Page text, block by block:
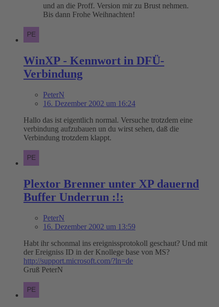
und an die Proff. Version mir zu Brust nehmen.
Bis dann Frohe Weihnachten!
WinXP - Kennwort in DFÜ-
Verbindung
PeterN
16. Dezember 2002 um 16:24
Hallo das ist eigentlich normal. Versuche trotzdem eine
verbindung aufzubauen un du wirst sehen, daß die
Verbindung trotzdem klappt.
Plextor Brenner unter XP dauernd
Buffer Underrun :!:
PeterN
16. Dezember 2002 um 13:59
Habt ihr schonmal ins ereignissprotokoll geschaut? Und mit
der Ereigniss ID in der Knollege base von MS?
http://support.microsoft.com/?ln=de
Gruß PeterN